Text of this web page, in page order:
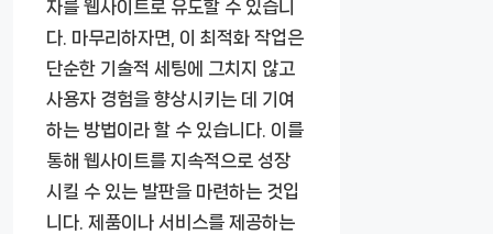
자를 웹사이트로 유도할 수 있습니
다. 마무리하자면, 이 최적화 작업은
단순한 기술적 세팅에 그치지 않고
사용자 경험을 향상시키는 데 기여
하는 방법이라 할 수 있습니다. 이를
통해 웹사이트를 지속적으로 성장
시킬 수 있는 발판을 마련하는 것입
니다. 제품이나 서비스를 제공하는